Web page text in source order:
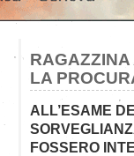
RAGAZZINA
LA
ALL’ESAME
FOSSERO